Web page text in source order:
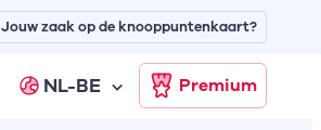
NL-BE Premium
Jouw zaak op de knooppuntenkaart?